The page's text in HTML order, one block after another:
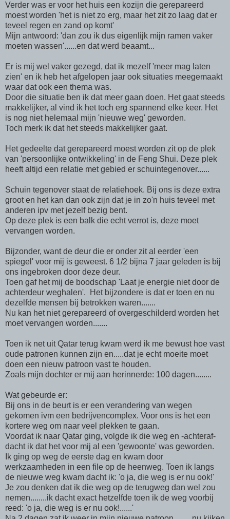
Verder was er voor het huis een kozijn die gerepareerd
moest worden 'het is niet zo erg, maar het zit zo laag dat er
teveel regen en zand op komt'
Mijn antwoord: 'dan zou ik dus eigenlijk mijn ramen vaker
moeten wassen'......en dat werd beaamt...
Er is mij wel vaker gezegd, dat ik mezelf 'meer mag laten
zien' en ik heb het afgelopen jaar ook situaties meegemaakt
waar dat ook een thema was.
Door die situatie ben ik dat meer gaan doen. Het gaat steeds
makkelijker, al vind ik het toch erg spannend elke keer. Het
is nog niet helemaal mijn 'nieuwe weg' geworden.
Toch merk ik dat het steeds makkelijker gaat.
Het gedeelte dat gerepareerd moest worden zit op de plek
van 'persoonlijke ontwikkeling' in de Feng Shui. Deze plek
heeft altijd een relatie met gebied er schuintegenover......
Schuin tegenover staat de relatiehoek. Bij ons is deze extra
groot en het kan dan ook zijn dat je in zo'n huis teveel met
anderen ipv met jezelf bezig bent.
Op deze plek is een balk die echt verrot is, deze moet
vervangen worden.
Bijzonder, want de deur die er onder zit al eerder 'een
spiegel' voor mij is geweest. 6 1/2 bijna 7 jaar geleden is bij
ons ingebroken door deze deur.
Toen gaf het mij de boodschap 'Laat je energie niet door de
achterdeur weghalen'. Het bijzondere is dat er toen en nu
dezelfde mensen bij betrokken waren.......
Nu kan het niet gerepareerd of overgeschilderd worden het
moet vervangen worden.......
Toen ik net uit Qatar terug kwam werd ik me bewust hoe vast
oude patronen kunnen zijn en.....dat je echt moeite moet
doen een nieuw patroon vast te houden.
Zoals mijn dochter er mij aan herinnerde: 100 dagen........
Wat gebeurde er:
Bij ons in de beurt is er een verandering van wegen
gekomen ivm een bedrijvencomplex. Voor ons is het een
kortere weg om naar veel plekken te gaan.
Voordat ik naar Qatar ging, volgde ik die weg en -achteraf-
dacht ik dat het voor mij al een 'gewoonte' was geworden.
Ik ging op weg de eerste dag en kwam door
werkzaamheden in een file op de heenweg. Toen ik langs
de nieuwe weg kwam dacht ik: 'o ja, die weg is er nu ook!'
Je zou denken dat ik die weg op de terugweg dan wel zou
nemen........ik dacht exact hetzelfde toen ik de weg voorbij
reed: 'o ja, die weg is er nu ook!......'